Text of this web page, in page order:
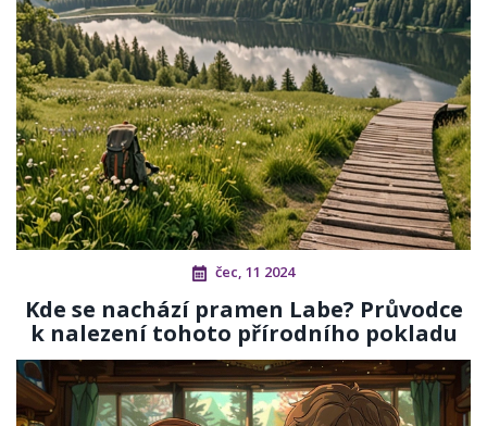
čec, 11 2024
Kde se nachází pramen Labe? Průvodce
k nalezení tohoto přírodního pokladu